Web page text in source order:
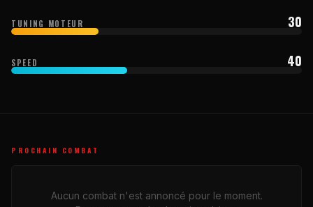
TUNING MOTEUR 30
SPEED 40
PROCHAIN COMBAT
Aucun combat n'est annoncé pour le moment.